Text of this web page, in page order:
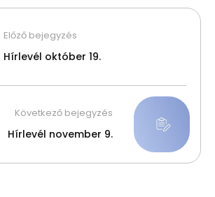
Előző bejegyzés
Hírlevél október 19.
Következő bejegyzés
Hírlevél november 9.